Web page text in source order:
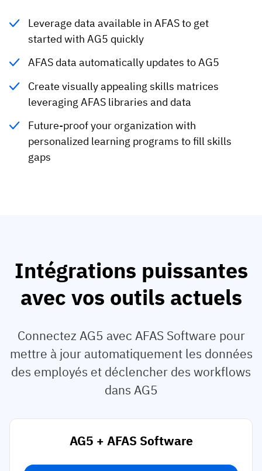
Leverage data available in AFAS to get
started with AG5 quickly
AFAS data automatically updates to AG5
Create visually appealing skills matrices
leveraging AFAS libraries and data
Future-proof your organization with
personalized learning programs to fill skills
gaps
Intégrations puissantes
avec vos outils actuels
Connectez AG5 avec AFAS Software pour
mettre à jour automatiquement les données
des employés et déclencher des workflows
dans AG5
AG5 + AFAS Software